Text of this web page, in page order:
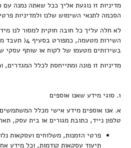
מדיניות זו נוגעת אליך ככל שאתה נמנה
הסכמה לתנאי השימוש שלנו ולמדיניות
לא חלה עליך כל חובה חוקית למסור לנו
בשירותים מטעמו של לקוח או שותף עסקי
מדיניות זו פונה ומתייחסת לכלל
1. סוגי מידע שאנו אוספים
א. אנו אוספים מידע אישי מכלל
טלפון נייד, כתובת מגורים או בית עסק,
פרטי הזמנות, משלוחים ועסקאות
תיעוד עסקאות קודמות, וכל מידע
רטבים וסימני החג
מוצרים לאפיה ובישול
מוצרים מלוחים של
מגשי אירוח מהמזרח
ליד הגבינות
ממרחים ורטבים
למביק
כלי הגשה ואביזרים